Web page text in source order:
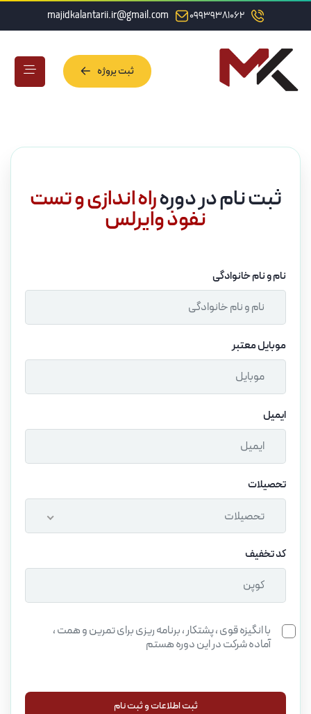
09939381062
majidkalantarii.ir@gmail.com
ثبت پروژه
ثبت نام در دورهراه اندازی و تست
نفوذ وایرلس
نام و نام خانوادگی
موبایل معتبر
ایمیل
تحصیلات
تحصیلات
کد تخفیف
با انگیزه قوی ، پشتکار ، برنامه ریزی برای تمرین و همت ،
آماده شرکت در این دوره هستم
ثبت اطلاعات و ثبت نام